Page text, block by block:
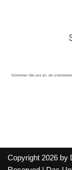
Copyright 2026 by